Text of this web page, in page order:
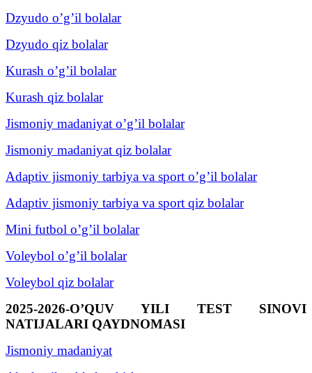
Dzyudo o’g’il bolalar
Dzyudo qiz bolalar
Kurash o’g’il bolalar
Kurash qiz bolalar
Jismoniy madaniyat o’g’il bolalar
Jismoniy madaniyat qiz bolalar
Adaptiv jismoniy tarbiya va sport o’g’il bolalar
Adaptiv jismoniy tarbiya va sport qiz bolalar
Mini futbol o’g’il bolalar
Voleybol o’g’il bolalar
Voleybol qiz bolalar
2025-2026-O’QUV YILI TEST SINOVI
NATIJALARI QAYDNOMASI
Jismoniy madaniyat